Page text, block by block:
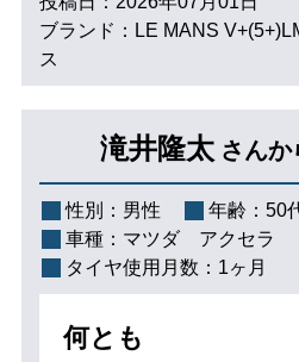
ブランド：LE MANS
ス
滝井隆太 さんか
性別： 男性 年齢： 50
車種： マツダ アクセラ
タイヤ使用月数： 1ヶ月
何とも